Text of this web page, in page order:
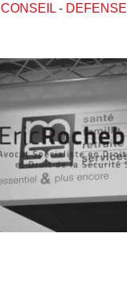
CONSEIL- DEFENSE